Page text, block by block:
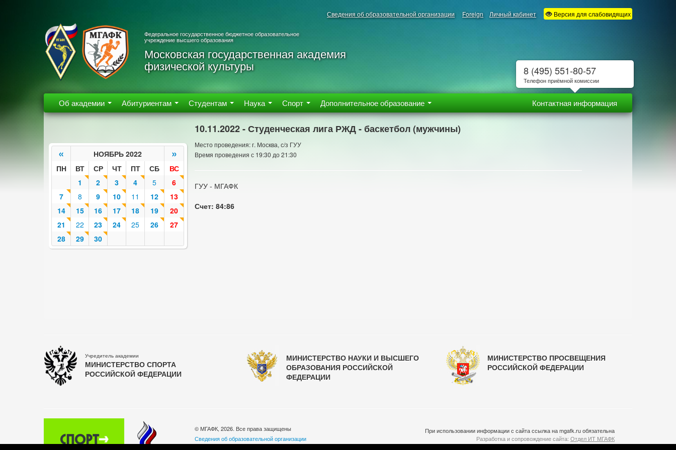
Сведения об образовательной организации Foreign Личный кабинет Версия для слабовидящих
Федеральное государственное бюджетное образовательное
учреждение высшего образования
Московская государственная академия
физической культуры
Об академии Абитуриентам Студентам Наука Спорт Дополнительное образование Контактная информация
« НОЯБРЬ 2022 »
ПН ВТ СР ЧТ ПТ СБ
ВС
1
2 3 4 5
6
7
8 9 10 11 12
13
14
15 16 17 18 19
20
21
22 23 24 25 26
27
28
29 30
10.11.2022 - Студенческая лига РЖД - баскетбол (мужчины)
Место проведения: г. Москва, с/з ГУУ
Время проведения с 19:30 до 21:30
ГУУ - МГАФК
Счет: 84:86
Учредитель академии
МИНИСТЕРСТВО СПОРТА
РОССИЙСКОЙ ФЕДЕРАЦИИ
МИНИСТЕРСТВО НАУКИ И ВЫСШЕГО
ОБРАЗОВАНИЯ РОССИЙСКОЙ
ФЕДЕРАЦИИ
МИНИСТЕРСТВО ПРОСВЕЩЕНИЯ
РОССИЙСКОЙ ФЕДЕРАЦИИ
© МГАФК, 2026. Все права защищены
Сведения об образовательной организации
При использовании информации с сайта ссылка на mgafk.ru обязательна
Разработка и сопровождение сайта: Отдел ИТ МГАФК
Система управления контентом:temeshov.ru
8 (495) 551-80-57
Телефон приёмной комиссии